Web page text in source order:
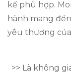
kế phù hợp.
hành mang
yêu thương
>> Là không